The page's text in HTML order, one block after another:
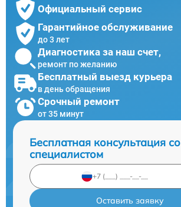
Официальный сервис
Гарантийное обслуживание
до 3 лет
Диагностика за наш счет,
ремонт по желанию
Бесплатный выезд курьера
в день обращения
Срочный ремонт
от 35 минут
Бесплатная консультация со
специалистом
Оставить заявку